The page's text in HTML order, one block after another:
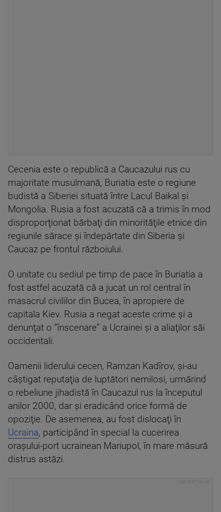
Cecenia este o republică a Caucazului rus cu
majoritate musulmană, Buriatia este o regiune
budistă a Siberiei situată între Lacul Baikal şi
Mongolia. Rusia a fost acuzată că a trimis în mod
disproporţionat bărbaţi din minorităţile etnice din
regiunile sărace şi îndepărtate din Siberia şi
Caucaz pe frontul războiului.
O unitate cu sediul pe timp de pace în Buriatia a
fost astfel acuzată că a jucat un rol central în
masacrul civililor din Bucea, în apropiere de
capitala Kiev. Rusia a negat aceste crime şi a
denunţat o ”înscenare” a Ucrainei şi a aliaţilor săi
occidentali.
Oamenii liderului cecen, Ramzan Kadîrov, şi-au
câştigat reputaţia de luptători nemilosi, urmărind
o rebeliune jihadistă în Caucazul rus la începutul
anilor 2000, dar şi eradicând orice formă de
opoziţie. De asemenea, au fost dislocaţi în
Ucraina, participând în special la cucerirea
oraşului-port ucrainean Mariupol, în mare măsură
distrus astăzi.